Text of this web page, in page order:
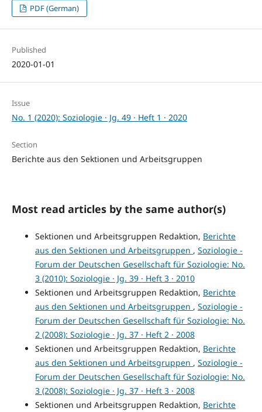
PDF (German)
Published
2020-01-01
Issue
No. 1 (2020): Soziologie · Jg. 49 · Heft 1 · 2020
Section
Berichte aus den Sektionen und Arbeitsgruppen
Most read articles by the same author(s)
Sektionen und Arbeitsgruppen Redaktion, Berichte
aus den Sektionen und Arbeitsgruppen , Soziologie -
Forum der Deutschen Gesellschaft für Soziologie: No.
3 (2010): Soziologie · Jg. 39 · Heft 3 · 2010
Sektionen und Arbeitsgruppen Redaktion, Berichte
aus den Sektionen und Arbeitsgruppen , Soziologie -
Forum der Deutschen Gesellschaft für Soziologie: No.
2 (2008): Soziologie · Jg. 37 · Heft 2 · 2008
Sektionen und Arbeitsgruppen Redaktion, Berichte
aus den Sektionen und Arbeitsgruppen , Soziologie -
Forum der Deutschen Gesellschaft für Soziologie: No.
3 (2008): Soziologie · Jg. 37 · Heft 3 · 2008
Sektionen und Arbeitsgruppen Redaktion, Berichte